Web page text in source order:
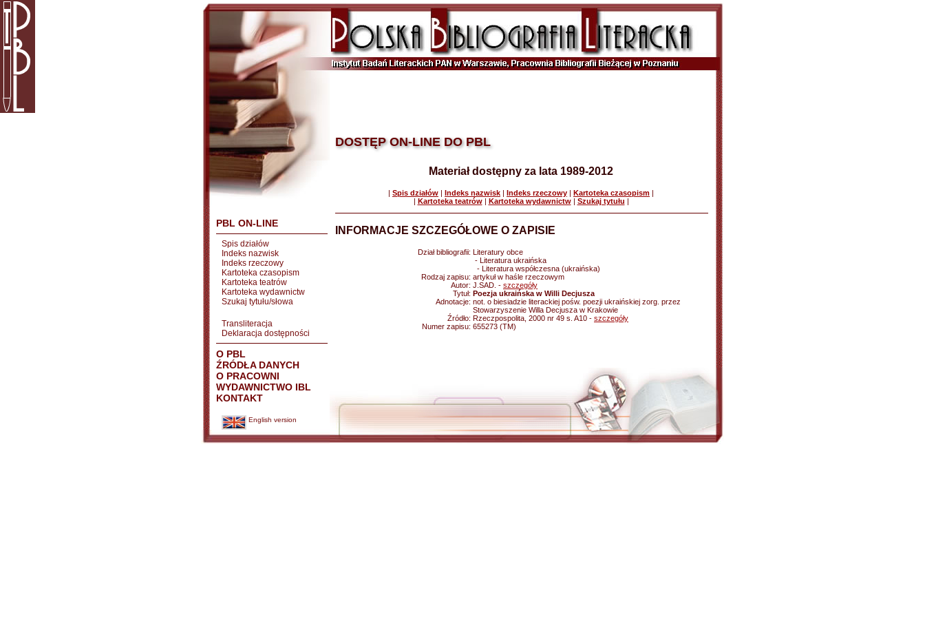
PBL ON-LINE
Spis działów
Indeks nazwisk
Indeks rzeczowy
Kartoteka czasopism
Kartoteka teatrów
Kartoteka wydawnictw
Szukaj tytułu/słowa
Transliteracja
Deklaracja dostępności
O PBL
ŹRÓDŁA DANYCH
O PRACOWNI
WYDAWNICTWO IBL
KONTAKT
English version
DOSTĘP ON-LINE DO PBL
Materiał dostępny za lata 1989-2012
| Spis działów | Indeks nazwisk | Indeks rzeczowy | Kartoteka czasopism |
| Kartoteka teatrów| Kartoteka wydawnictw| Szukaj tytułu |
INFORMACJE SZCZEGÓŁOWE O ZAPISIE
Dział bibliografii: Literatury obce
- Literatura ukraińska
- Literatura współczesna (ukraińska)
Rodzaj zapisu: artykuł w haśle rzeczowym
Autor: J.SAD. - szczegóły
Tytuł: Poezja ukraińska w Willi Decjusza
Adnotacje: not. o biesiadzie literackiej pośw. poezji ukraińskiej zorg. przez
Stowarzyszenie Willa Decjusza w Krakowie
Źródło: Rzeczpospolita, 2000 nr 49 s. A10 - szczegóły
Numer zapisu: 655273 (TM)